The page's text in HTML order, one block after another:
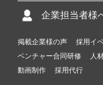
企業担当者様
掲載企業様の声 採用イ
ベンチャー合同研修
人
動画制作
採用代行